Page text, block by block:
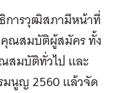
การวุฒิสภามีหน้าที่
ณสมบัติผู้สมัคร ทั้ง
สมบัติทั่วไป และ
นูญ 2560 แล้วจัด